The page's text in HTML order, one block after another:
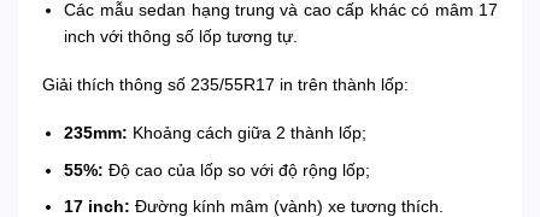
Các mẫu sedan hạng trung và cao cấp khác có mâm 17
inch với thông số lốp tương tự.
Giải thích thông số 235/55R17 in trên thành lốp:
235mm: Khoảng cách giữa 2 thành lốp;
55%: Độ cao của lốp so với độ rộng lốp;
17 inch: Đường kính mâm (vành) xe tương thích.